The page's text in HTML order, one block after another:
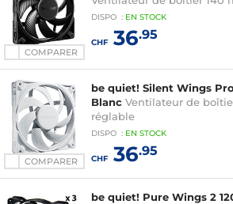
COMPARER
DISPO : EN STOCK
CHF36.95
COMPARER
be quiet! Silent Wings
Blanc Ventilateur de
réglable
DISPO : EN STOCK
CHF36.95
be quiet! Pure Wings 2